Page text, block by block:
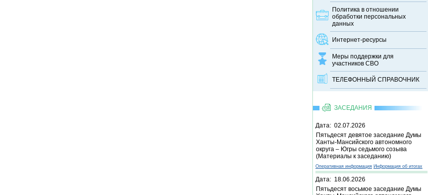
Политика в отношении
обработки персональных
данных
Интернет-ресурсы
Меры поддержки для
участников СВО
ТЕЛЕФОННЫЙ CПРАВОЧНИК
ЗАСЕДАНИЯ
Дата: 02.07.2026
Пятьдесят девятое заседание Думы
Ханты-Мансийского автономного
округа – Югры седьмого созыва
(Материалы к заседанию)
Оперативная информация Информация об итогах
Дата: 18.06.2026
Пятьдесят восьмое заседание Думы